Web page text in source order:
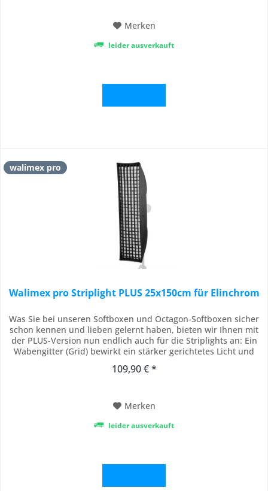
Merken
leider ausverkauft
walimex pro
Walimex pro Striplight PLUS 25x150cm für Elinchrom
Was Sie bei unseren Softboxen und Octagon-Softboxen sicher
schon kennen und lieben gelernt haben, bieten wir Ihnen mit
der PLUS-Version nun endlich auch für die Striplights an: Ein
Wabengitter (Grid) bewirkt ein stärker gerichtetes Licht und
Perfektion für Ihre Ausleuchtung und Bilder. Das hochwertige
109,90 € *
Merken
leider ausverkauft